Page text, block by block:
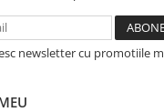
newsletter cu promotiile